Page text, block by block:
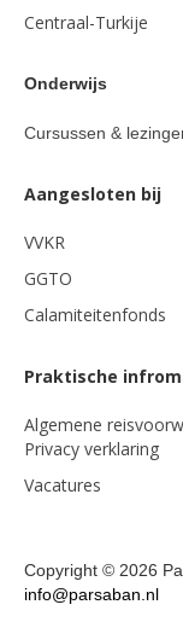
Centraal-Turkije
Onderwijs
Cursussen &
Aangesloten bij
VVKR
GGTO
Calamiteitenfonds
Praktische
Algemene
Privacy verklaring
Vacatures
Copyright © 2026
info@parsaban.nl